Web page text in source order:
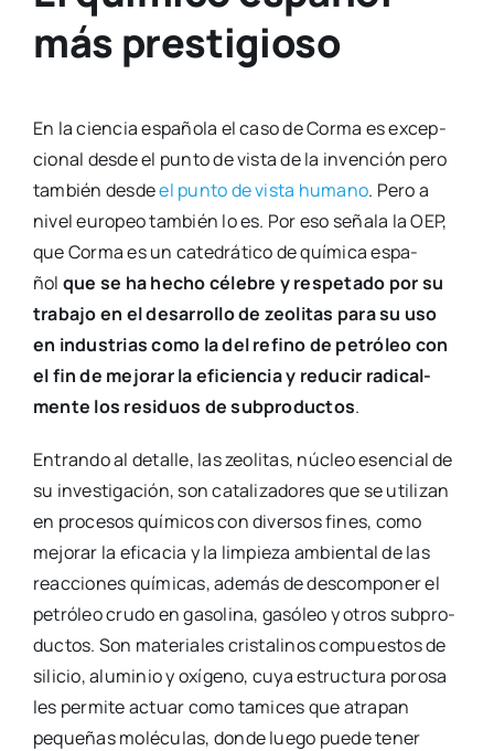
más prestigioso
En la cien­cia espa­ño­la el caso de Cor­ma es excep­
cio­nal des­de el pun­to de vis­ta de la inven­ción pero
tam­bién des­deel pun­to de vis­ta humano. Pero a
nivel euro­peo tam­bién lo es. Por eso seña­la la OEP,
que Cor­ma es un cate­drá­ti­co de quí­mi­ca espa­
ñol que se ha hecho céle­bre y res­pe­ta­do por su
tra­ba­jo en el desa­rro­llo de zeo­li­tas para su uso
en indus­trias como la del refino de petró­leo con
el fin de mejo­rar la efi­cien­cia y redu­cir radi­cal­
men­te los resi­duos de sub­pro­duc­tos.
Entran­do al deta­lle, las zeo­li­tas, núcleo esen­cial de
su inves­ti­ga­ción, son cata­li­za­do­res que se uti­li­zan
en pro­ce­sos quí­mi­cos con diver­sos fines, como
mejo­rar la efi­ca­cia y la lim­pie­za ambien­tal de las
reac­cio­nes quí­mi­cas, ade­más de des­com­po­ner el
petró­leo cru­do en gaso­li­na, gasó­leo y otros sub­pro­
duc­tos. Son mate­ria­les cris­ta­li­nos com­pues­tos de
sili­cio, alu­mi­nio y oxí­geno, cuya estruc­tu­ra poro­sa
les per­mi­te actuar como tami­ces que atra­pan
peque­ñas molé­cu­las, don­de lue­go pue­de tener